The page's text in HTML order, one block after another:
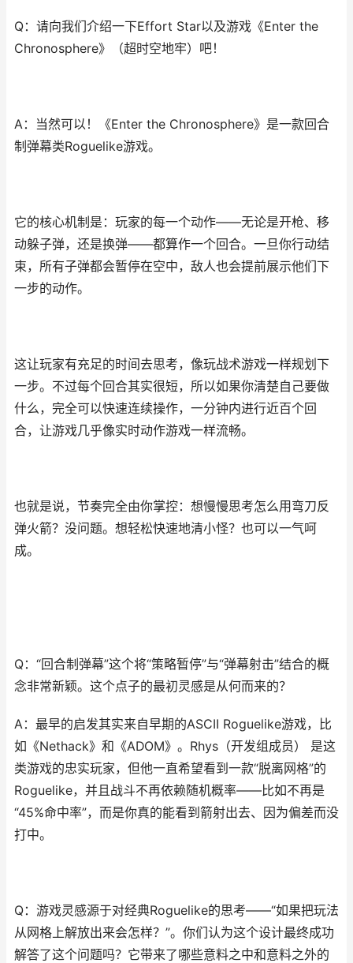
Q：请向我们介绍一下Effort Star以及游戏《Enter the
Chronosphere》（超时空地牢）吧！
A：当然可以！《Enter the Chronosphere》是一款回合
制弹幕类Roguelike游戏。
它的核心机制是：玩家的每一个动作——无论是开枪、移
动躲子弹，还是换弹——都算作一个回合。一旦你行动结
束，所有子弹都会暂停在空中，敌人也会提前展示他们下
一步的动作。
这让玩家有充足的时间去思考，像玩战术游戏一样规划下
一步。不过每个回合其实很短，所以如果你清楚自己要做
什么，完全可以快速连续操作，一分钟内进行近百个回
合，让游戏几乎像实时动作游戏一样流畅。
也就是说，节奏完全由你掌控：想慢慢思考怎么用弯刀反
弹火箭？没问题。想轻松快速地清小怪？也可以一气呵
成。
Q：“回合制弹幕”这个将“策略暂停”与“弹幕射击”结合的概
念非常新颖。这个点子的最初灵感是从何而来的？
A：最早的启发其实来自早期的ASCII Roguelike游戏，比
如《Nethack》和《ADOM》。Rhys（开发组成员） 是这
类游戏的忠实玩家，但他一直希望看到一款“脱离网格”的
Roguelike，并且战斗不再依赖随机概率——比如不再是
“45%命中率”，而是你真的能看到箭射出去、因为偏差而没
打中。
Q：游戏灵感源于对经典Roguelike的思考——“如果把玩法
从网格上解放出来会怎样？”。你们认为这个设计最终成功
解答了这个问题吗？它带来了哪些意料之中和意料之外的